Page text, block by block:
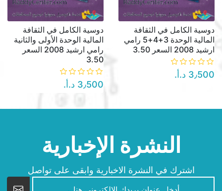
دوسية الكامل في الثقافة
المالية الوحدة 3+4+5 رامي
ارشيد 2008 السعر 3.50
3٫500 د.أ.‏
دوسية الكامل في الثقافة
المالية الوحدة الأولى والثانية
رامي ارشيد 2008 السعر
3.50
3٫500 د.أ.‏
النشرة الإخبارية
اشترك في النشرة الاخبارية وابقى على تواصل
newsletter